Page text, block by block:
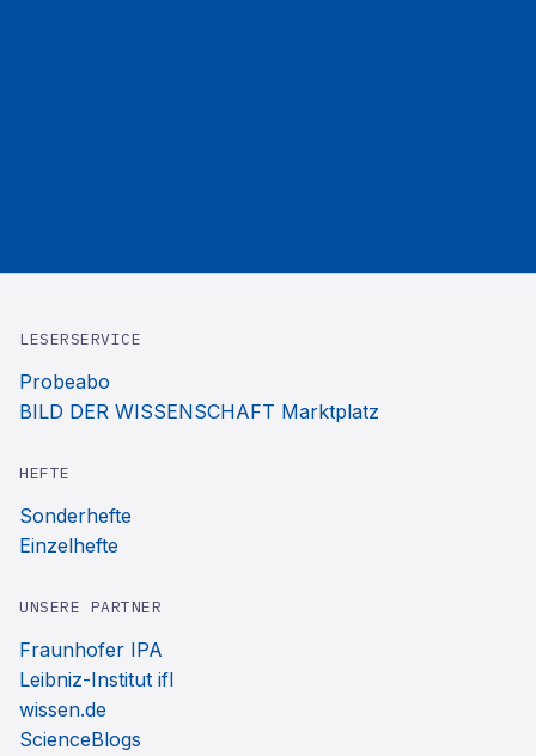
LESERSERVICE
Probeabo
BILD DER WISSENSCHAFT Marktplatz
HEFTE
Sonderhefte
Einzelhefte
UNSERE PARTNER
Fraunhofer IPA
Leibniz-Institut ifl
wissen.de
ScienceBlogs